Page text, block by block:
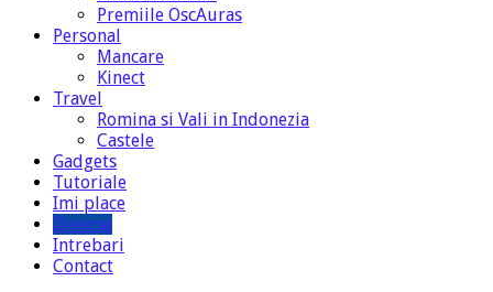
Premiile OscAuras
Personal
Mancare
Kinect
Travel
Romina si Vali in Indonezia
Castele
Gadgets
Tutoriale
Imi place
Diverse
Intrebari
Contact